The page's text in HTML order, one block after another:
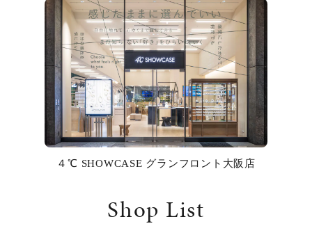
ファッションテイスト
着用シーン
４℃ SHOWCASE グランフロント大阪店
Shop List